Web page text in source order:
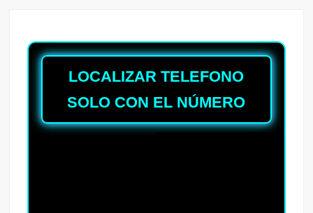
LOCALIZAR TELEFONO
SOLO CON EL NÚMERO